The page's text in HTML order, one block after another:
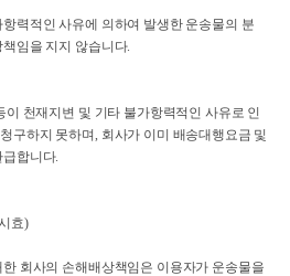
력적인 사유에 의하여 발생한 운송물의 분
임을 지지 않습니다.
천재지변 및 기타 불가항력적인 사유로 인
구하지 못하며, 회사가 이미 배송대행요금 및
합니다.
효)
회사의 손해배상책임은 이용자가 운송물을